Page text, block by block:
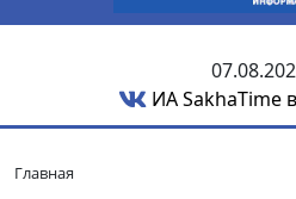
ИА SakhaTime
Главная